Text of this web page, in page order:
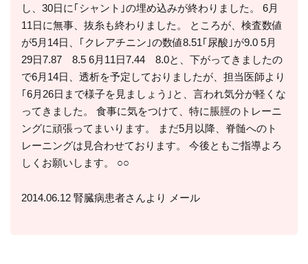
し、30日に｢シャント｣の埋め込みが終わりました。 6月
11日に無事、抜糸も終わりました。 ところが、検査数値
が5月14日、｢クレアチニン｣の数値8.51｢尿酸｣が9.0 5月
29日7.87 8.5 6月11日7.44 8.0と、下がってきましたの
で6月14日、透析を予定しておりましたが、担当医師より
｢6月26日まで様子を見ましょう｣と、言われ気分が軽くな
ってきました。 食事に気をつけて、特に脹脛のトレーニ
ングに頑張ってまいります。 まだ5月以降、脊髄へのト
レーニングは見合わせております。 今後ともご指導よろ
しくお願いします。 ○○
2014.06.12 腎臓病患者さんより メール